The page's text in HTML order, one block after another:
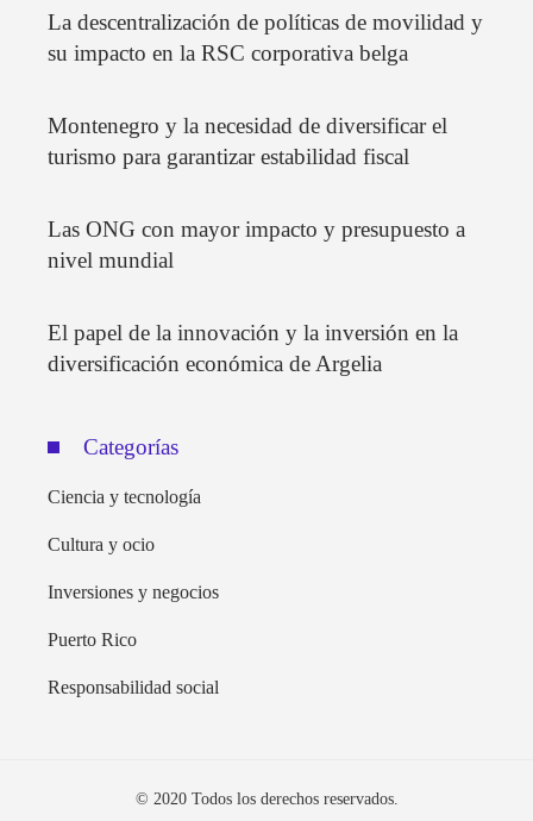
La descentralización de políticas de movilidad y
su impacto en la RSC corporativa belga
Montenegro y la necesidad de diversificar el
turismo para garantizar estabilidad fiscal
Las ONG con mayor impacto y presupuesto a
nivel mundial
El papel de la innovación y la inversión en la
diversificación económica de Argelia
Categorías
Ciencia y tecnología
Cultura y ocio
Inversiones y negocios
Puerto Rico
Responsabilidad social
© 2020 Todos los derechos reservados.